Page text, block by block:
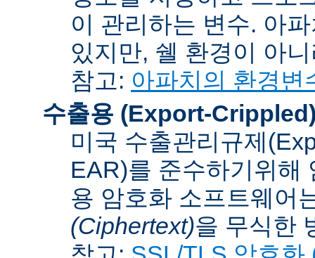
이 관리하는 변수. 아
있지만, 쉘 환경이 아
참고: 아파치의 환경변
수출용 (Export-
미국 수출관리규제
EAR)를 준수하기위해
용 암호화 소프트웨어
(Ciphertext)을 무식한